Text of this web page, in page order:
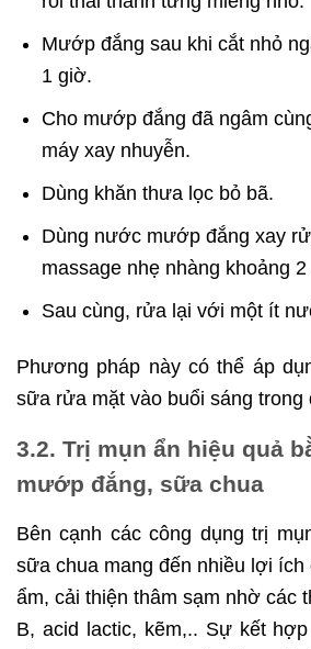
Mướp đắng sau khi cắt nhỏ
1 giờ.
Cho mướp đắng đã ngâm
máy xay nhuyễn.
Dùng khăn thưa lọc bỏ bã.
Dùng nước mướp đắng xay
massage nhẹ nhàng khoảng
Sau cùng, rửa lại với một ít
Phương pháp này có thể áp
sữa rửa mặt vào buổi sáng trong
3.2. Trị mụn ẩn hiệu quả
mướp đắng, sữa chua
Bên cạnh các công dụng trị
sữa chua mang đến nhiều lợi
ẩm, cải thiện thâm sạm nhờ các
B, acid lactic, kẽm,.. Sự kết